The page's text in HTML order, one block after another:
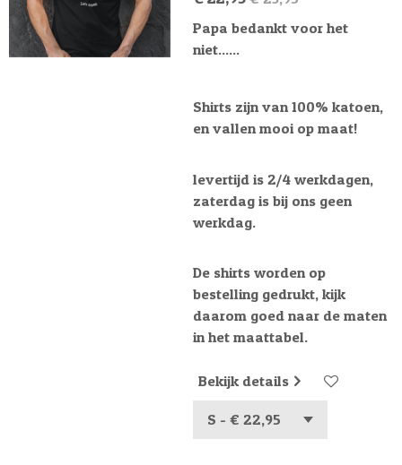
Papa bedankt voor het
niet......
Shirts zijn van 100% katoen,
en vallen mooi op maat!
levertijd is 2/4 werkdagen,
zaterdag is bij ons geen
werkdag.
De shirts worden op
bestelling gedrukt, kijk
daarom goed naar de maten
in het maattabel.
Bekijk details